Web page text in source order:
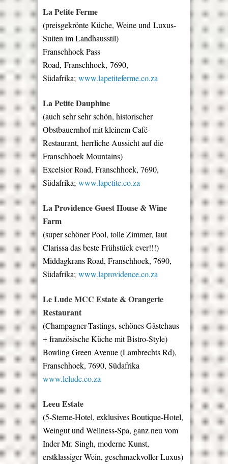
La Petite Ferme
(preisgekrönte Küche, Weine und Luxus-
Suiten im Landhausstil)
Franschhoek Pass
Road, Franschhoek, 7690,
Südafrika; www.lapetiteferme.co.za
La Petite Dauphine
(auch sehr sehr schön, historischer
Obstbauernhof mit kleinem Café-
Restaurant, herrliche Aussicht auf die
Franschhoek Mountains)
Excelsior Road, Franschhoek, 7690,
Südafrika; www.lapetite.co.za
La Providence Guest House & Wine
Farm
(super schöner Pool, tolle Zimmer, laut
Clarissa das beste Frühstück ever!!!)
Middagkrans Road, Franschhoek, 7690,
Südafrika; www.laprovidence.co.za
Le Lude MCC Estate & Orangerie
Restaurant
(Champagner-Tastings, schönes Gästehaus
+ französische Küche mit Bistro-Style)
Bowling Green Avenue (Lambrechts Rd),
Franschhoek, 7690, Südafrika
www.lelude.co.za
Leeu Estate
(5-Sterne-Hotel, exklusives Boutique-Hotel,
Weingut und Wellness-Spa, ganz neu vom
Inder Mr. Singh, moderne Kunst,
erstklassiger Wein, geschmackvoller Luxus)